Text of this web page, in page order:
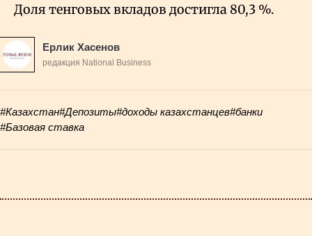
Доля тенговых вкладов достигла 80,3 %.
Ерлик Хасенов
редакция National Business
#Казахстан#Депозиты#доходы казахстанцев#банки
#Базовая ставка